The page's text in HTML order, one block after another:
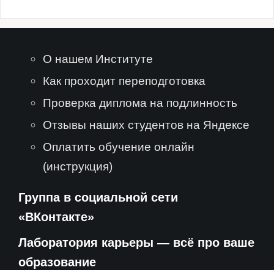
О нашем Институте
Как проходит переподготовка
Проверка диплома на подлинность
Отзывы наших студентов на Яндексе
Оплатить обучение онлайн
(инструкция)
Группа в социальной сети
«ВКонтакте»
Лаборатория карьеры — всё про ваше
образование